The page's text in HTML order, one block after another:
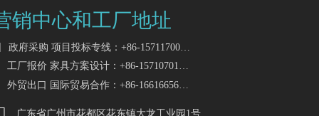
销中心和工厂地址
政府采购 项目投标专线：+86-15711700118
工厂报价 家具方案设计：+86-15710701718
外贸出口 国际贸易合作：+86-16616656119
广东省广州市花都区花东镇大龙工业园1号